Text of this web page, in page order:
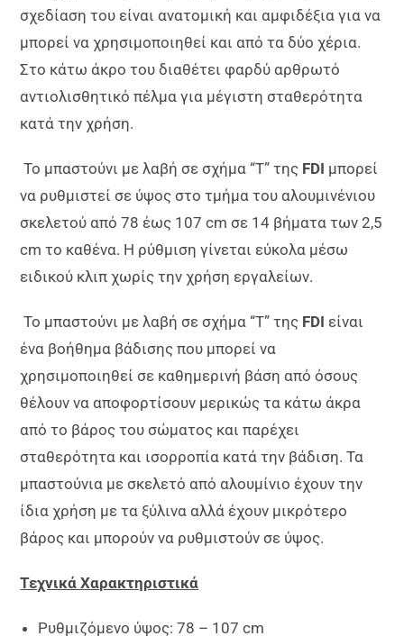
σχεδίαση του είναι ανατομική και αμφιδέξια για να
μπορεί να χρησιμοποιηθεί και από τα δύο χέρια.
Στο κάτω άκρο του διαθέτει φαρδύ αρθρωτό
αντιολισθητικό πέλμα για μέγιστη σταθερότητα
κατά την χρήση.
Το μπαστούνι με λαβή σε σχήμα “Τ” της FDI μπορεί
να ρυθμιστεί σε ύψος στο τμήμα του αλουμινένιου
σκελετού από 78 έως 107 cm σε 14 βήματα των 2,5
cm το καθένα. Η ρύθμιση γίνεται εύκολα μέσω
ειδικού κλιπ χωρίς την χρήση εργαλείων.
Το μπαστούνι με λαβή σε σχήμα “Τ” της FDIείναι
ένα βοήθημα βάδισης που μπορεί να
χρησιμοποιηθεί σε καθημερινή βάση από όσους
θέλουν να αποφορτίσουν μερικώς τα κάτω άκρα
από το βάρος του σώματος και παρέχει
σταθερότητα και ισορροπία κατά την βάδιση. Τα
μπαστούνια με σκελετό από αλουμίνιο έχουν την
ίδια χρήση με τα ξύλινα αλλά έχουν μικρότερο
βάρος και μπορούν να ρυθμιστούν σε ύψος.
Τεχνικά Χαρακτηριστικά
Ρυθμιζόμενο ύψος: 78 – 107 cm